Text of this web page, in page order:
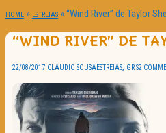
HOME » ESTREIAS »“Wind River” de Taylor
“WIND RIVER” DE
22/08/2017 CLAUDIO SOUSAESTREIAS, GR S2